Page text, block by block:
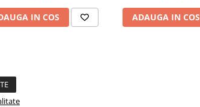
IN COS ADAUGA IN COS